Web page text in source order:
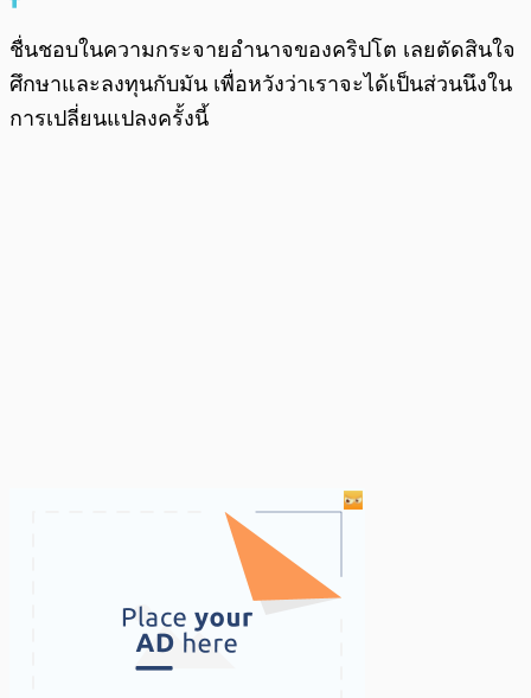
ชื่นชอบในความกระจายอำนาจของคริปโต เลยตัดสินใจ
ศึกษาและลงทุนกับมัน เพื่อหวังว่าเราจะได้เป็นส่วนนึงใน
การเปลี่ยนแปลงครั้งนี้